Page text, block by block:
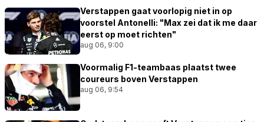
Verstappen gaat voorlopig niet in op
voorstel Antonelli: "Max zei dat ik me daar
eerst op moet richten"
aug 06, 9:00
Voormalig F1-teambaas plaatst twee
coureurs boven Verstappen
aug 06, 9:54